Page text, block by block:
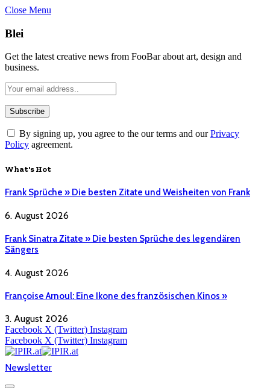
Close Menu
Blei
Get the latest creative news from FooBar about art, design and
business.
By signing up, you agree to the our terms and ourPrivacy
Policy agreement.
What's Hot
Frank Sprüche » Die besten Zitate und Weisheiten von Frank
6. August 2026
Frank Sinatra Zitate » Die besten Sprüche des legendären
Sängers
4. August 2026
Françoise Arnoul: Eine Ikone des französischen Kinos »
3. August 2026
Facebook X (Twitter) Instagram
Facebook X (Twitter) Instagram
Newsletter